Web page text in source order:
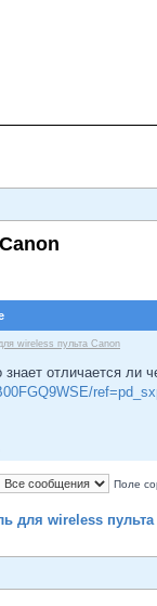
wireless пульта Canon
знает отличается ли
Поле
для wireless